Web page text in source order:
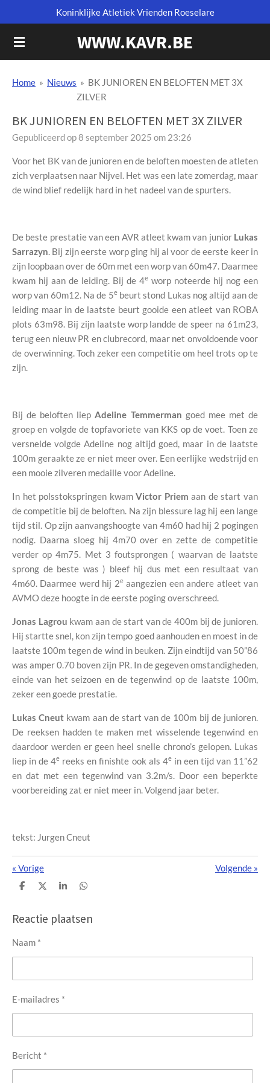
direct
naar
WWW.KAVR.BE
Koninklijke Atletiek Vrienden Roeselare
Home » Nieuws » BK JUNIOREN EN BELOFTEN MET 3X
ZILVER
BK JUNIOREN EN BELOFTEN MET 3X ZILVER
Gepubliceerd op 8 september 2025 om 23:26
Voor het BK van de junioren en de beloften moesten de atleten
zich verplaatsen naar Nijvel. Het was een late zomerdag, maar
de wind blief redelijk hard in het nadeel van de spurters.
De beste prestatie van een AVR atleet kwam van junior Lukas
Sarrazyn. Bij zijn eerste worp ging hij al voor de eerste keer in
zijn loopbaan over de 60m met een worp van 60m47. Daarmee
kwam hij aan de leiding. Bij de 4e worp noteerde hij nog een
worp van 60m12. Na de 5ebeurt stond Lukas nog altijd aan de
leiding maar in de laatste beurt gooide een atleet van ROBA
plots 63m98. Bij zijn laatste worp landde de speer na 61m23,
terug een nieuw PR en clubrecord, maar net onvoldoende voor
de overwinning. Toch zeker een competitie om heel trots op te
zijn.
Bij de beloften liepAdeline Temmerman goed mee met de
groep en volgde de topfavoriete van KKS op de voet. Toen ze
versnelde volgde Adeline nog altijd goed, maar in de laatste
100m geraakte ze er niet meer over. Een eerlijke wedstrijd en
een mooie zilveren medaille voor Adeline.
In het polsstokspringen kwamVictor Priem aan de start van
de competitie bij de beloften. Na zijn blessure lag hij een lange
tijd stil. Op zijn aanvangshoogte van 4m60 had hij 2 pogingen
nodig. Daarna sloeg hij 4m70 over en zette de competitie
verder op 4m75. Met 3 foutsprongen ( waarvan de laatste
sprong de beste was ) bleef hij dus met een resultaat van
4m60. Daarmee werd hij 2eaangezien een andere atleet van
AVMO deze hoogte in de eerste poging overschreed.
Jonas Lagrou kwam aan de start van de 400m bij de junioren.
Hij startte snel, kon zijn tempo goed aanhouden en moest in de
laatste 100m tegen de wind in beuken. Zijn eindtijd van 50”86
was amper 0.70 boven zijn PR. In de gegeven omstandigheden,
einde van het seizoen en de tegenwind op de laatste 100m,
zeker een goede prestatie.
Lukas Cneut kwam aan de start van de 100m bij de junioren.
De reeksen hadden te maken met wisselende tegenwind en
daardoor werden er geen heel snelle chrono’s gelopen. Lukas
liep in de 4e reeks en finishte ook als 4ein een tijd van 11”62
en dat met een tegenwind van 3.2m/s. Door een beperkte
voorbereiding zat er niet meer in. Volgend jaar beter.
tekst: Jurgen Cneut
« Vorige Volgende »
D
e
n
D
l
S
r
e
D
e
n
Reactie plaatsen
Naam *
E-mailadres *
Bericht *